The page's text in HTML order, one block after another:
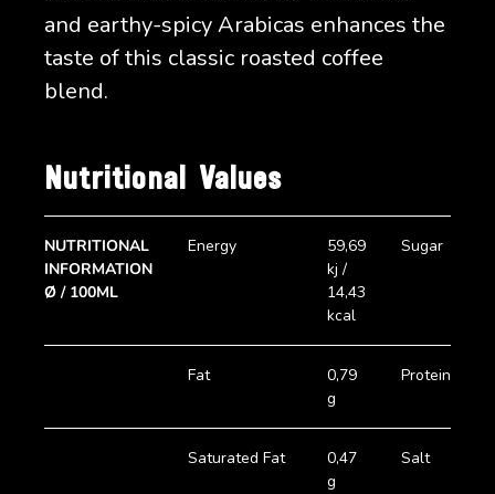
and earthy-spicy Arabicas enhances the
taste of this classic roasted coffee
blend.
Nutritional Values
NUTRITIONAL
INFORMATION
Ø / 100ML
Energy
59,69
kj /
14,43
kcal
Sugar
Fat
0,79
g
Protein
Saturated Fat
0,47
g
Salt